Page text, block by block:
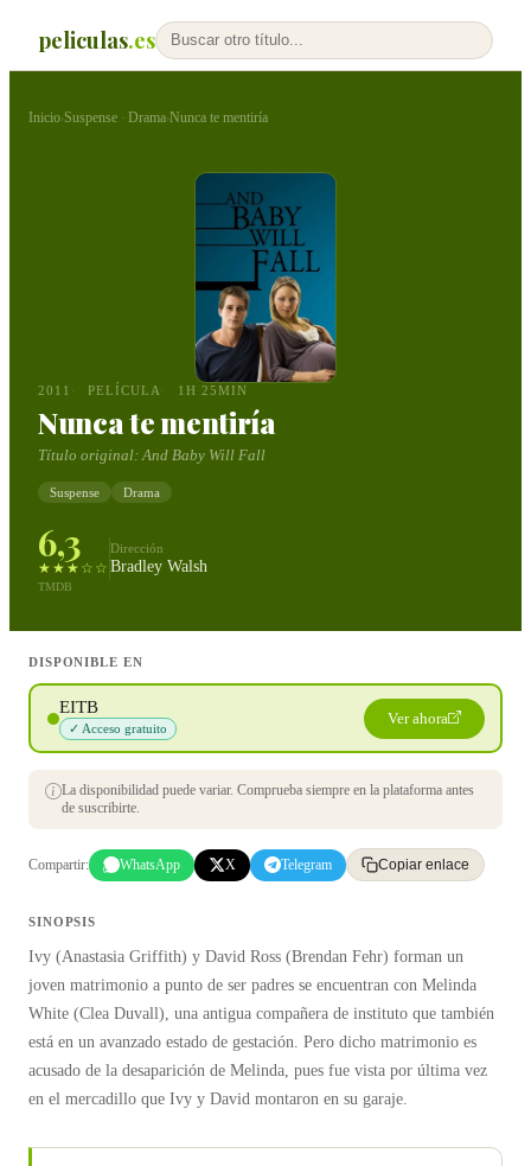
peliculas.es
Inicio›Suspense · Drama›Nunca te mentiría
2011 PELÍCULA 1H 25MIN
Nunca te mentiría
Título original:And Baby Will Fall
Suspense Drama
6,3
★★★☆☆
TMDB
Dirección
Bradley Walsh
DISPONIBLE EN
EITB
✓ Acceso gratuito
Ver ahora
La disponibilidad puede variar. Comprueba siempre en la plataforma antes
de suscribirte.
Compartir: WhatsApp X Telegram Copiar enlace
SINOPSIS
Ivy (Anastasia Griffith) y David Ross (Brendan Fehr) forman un
joven matrimonio a punto de ser padres se encuentran con Melinda
White (Clea Duvall), una antigua compañera de instituto que también
está en un avanzado estado de gestación. Pero dicho matrimonio es
acusado de la desaparición de Melinda, pues fue vista por última vez
en el mercadillo que Ivy y David montaron en su garaje.